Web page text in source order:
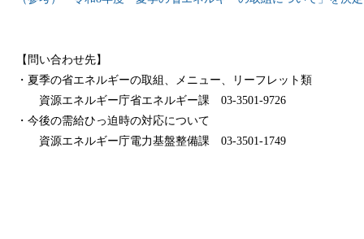
【問い合わせ先】
・夏季の省エネルギーの取組、メニュー、リーフレット類
資源エネルギー庁省エネルギー課 03-3501-9726
・今後の需給ひっ迫時の対応について
資源エネルギー庁電力基盤整備課 03-3501-1749